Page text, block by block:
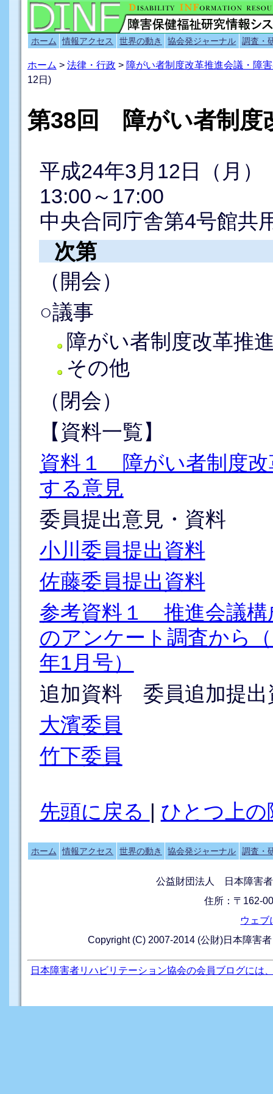
ホーム 情報アクセス 世界の動き 協会発ジャーナル 調査・
ホーム > 法律・行政 > 障がい者制度改革推進会議・障
12日)
第38回 障がい者制度
平成24年3月12日（月）
13:00～17:00
中央合同庁舎第4号館共
次第
（開会）
○議事
障がい者制度改革推
その他
（閉会）
【資料一覧】
資料１ 障がい者制度改
する意見
委員提出意見・資料
小川委員提出資料
佐藤委員提出資料
参考資料１ 推進会議構
のアンケート調査から
年1月号）
追加資料 委員追加提出
大濱委員
竹下委員
先頭に戻る | ひとつ上の
ホーム 情報アクセス 世界の動き 協会発ジャーナル 調査・
公益財団法人 日本障害
住所：〒162-
ウェブ
Copyright (C) 2007-2014 (公財)日本障害
日本障害者リハビリテーション協会の会員ブログには